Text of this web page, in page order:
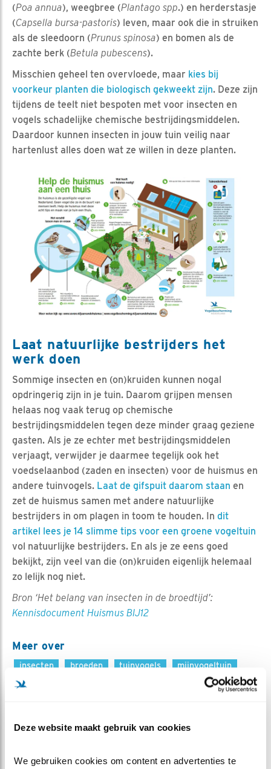
Deze website maakt gebruik van cookies
We gebruiken cookies om content en advertenties te
(Poa annua), weegbree (Plantago spp.) en herderstasje
(Capsella bursa-pastoris) leven, maar ook die in struiken
als de sleedoorn (Prunus spinosa) en bomen als de
zachte berk (Betula pubescens).
Misschien geheel ten overvloede, maar kies bij
voorkeur planten die biologisch gekweekt zijn. Deze zijn
tijdens de teelt niet bespoten met voor insecten en
vogels schadelijke chemische bestrijdingsmiddelen.
Daardoor kunnen insecten in jouw tuin veilig naar
hartenlust alles doen wat ze willen in deze planten.
Laat natuurlijke bestrijders het
werk doen
Sommige insecten en (on)kruiden kunnen nogal
opdringerig zijn in je tuin. Daarom grijpen mensen
helaas nog vaak terug op chemische
bestrijdingsmiddelen tegen deze minder graag geziene
gasten. Als je ze echter met bestrijdingsmiddelen
verjaagt, verwijder je daarmee tegelijk ook het
voedselaanbod (zaden en insecten) voor de huismus en
andere tuinvogels. Laat de gifspuit daarom staan en
zet de huismus samen met andere natuurlijke
bestrijders in om plagen in toom te houden. In dit
artikel lees je 14 slimme tips voor een groene vogeltuin
vol natuurlijke bestrijders. En als je ze eens goed
bekijkt, zijn veel van die (on)kruiden eigenlijk helemaal
zo lelijk nog niet.
Bron ‘Het belang van insecten in de broedtijd’:
Kennisdocument Huismus BIJ12
Meer over
insecten broeden tuinvogels
mijnvogeltuin
gif
tuin